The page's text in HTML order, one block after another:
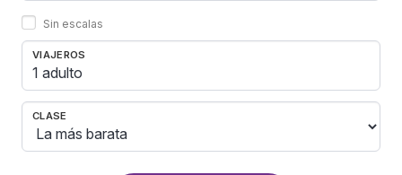
Sin escalas
VIAJEROS
1 adulto
CLASE